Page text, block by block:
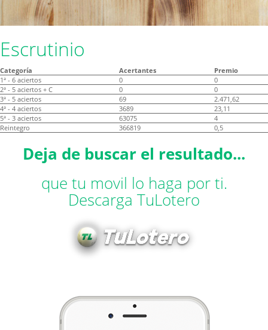
Escrutinio
Categoría Acertantes
Premio
1ª - 6 aciertos
0
0
2ª - 5 aciertos + C
0
0
3ª - 5 aciertos
69
2.471,62
4ª - 4 aciertos
3689
23,11
5ª - 3 aciertos
63075
4
Reintegro
366819 0,5
Deja de buscar el resultado...
que tu movil lo haga por ti.
Descarga TuLotero